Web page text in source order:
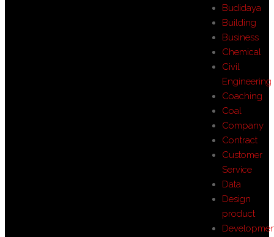
Budidaya
Building
Business
Chemical
Civil
Engineering
Coaching
Coal
Company
Contract
Customer
Service
Data
Design
product